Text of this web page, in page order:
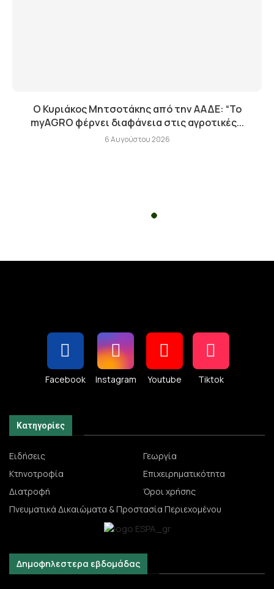
Ο Κυριάκος Μητσοτάκης από την ΑΑΔΕ: “Το
myAGRO φέρνει διαφάνεια στις αγροτικές...
6 Αυγούστου 2026
Facebook Instagram Youtube Tiktok
Κατηγορίες
Ειδήσεις
Γεωργία
Κτηνοτροφία
Επιχειρηματικότητα
Διατροφή
Όροι χρήσης
Πνευματικά Δικαιώματα & Προστασία Περιεχομένου
Δημοφηλεστερα εβδομάδας